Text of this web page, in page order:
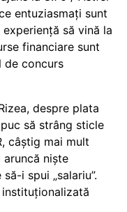
entuziasmați sunt
să vină la
financiare sunt
de concurs
despre plata
să strâng sticle
câștig mai mult
niște
i spui „salariu”.